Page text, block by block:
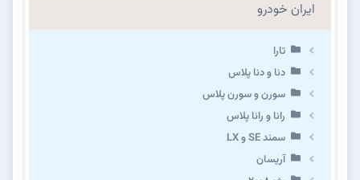
ایران خودرو
تارا
دنا و دنا پلاس
سورن و سورن پلاس
رانا و رانا پلاس
سمند SE و LX
آریسان